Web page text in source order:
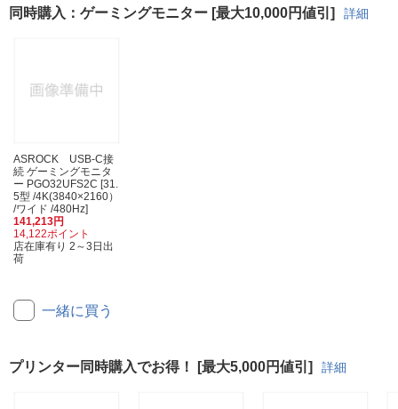
同時購入：ゲーミングモニター [最大10,000円値引] 詳細
ASROCK USB-C接
続 ゲーミングモニタ
ー PGO32UFS2C [31.
5型 /4K(3840×2160）
/ワイド /480Hz]
141,213円
14,122ポイント
店在庫有り 2～3日出
荷
一緒に買う
プリンター同時購入でお得！ [最大5,000円値引] 詳細